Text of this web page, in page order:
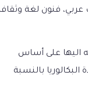
فنون لغة
اليها على أساس
بالنسبة